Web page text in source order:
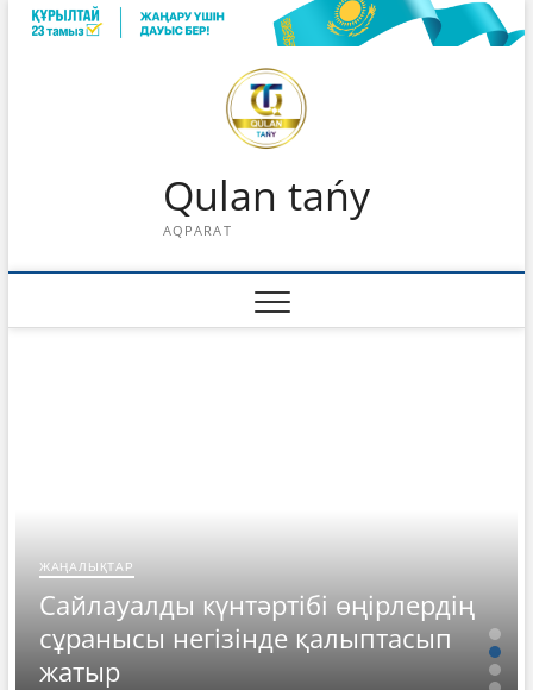
Skip
Qulan tańy
AQPARAT
ЖАҢАЛЫҚТАР
Сайлауалды күнтәртібі өңірлердің
сұранысы негізінде қалыптасып
жатыр